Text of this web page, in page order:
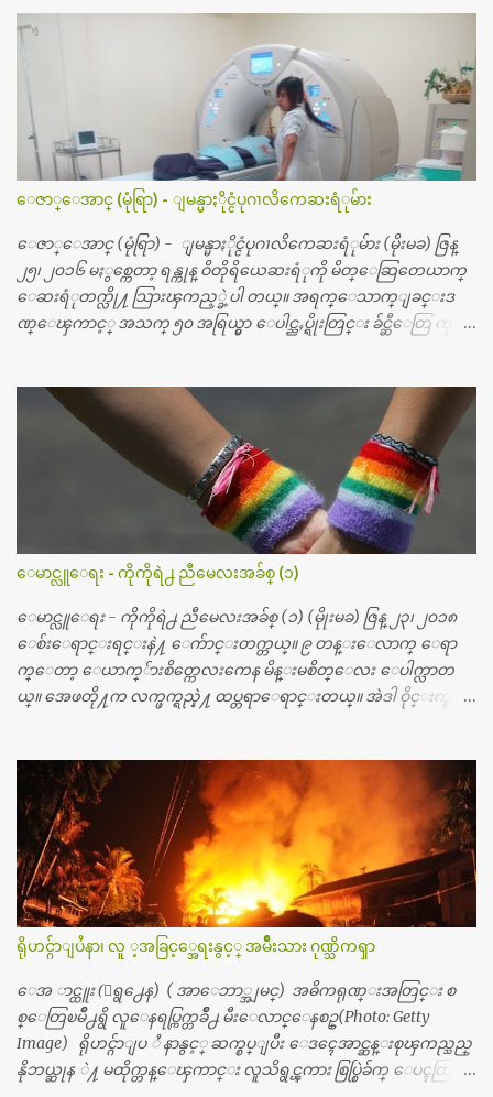
ေဇာ္ေအာင္ (မုံရြာ) - ျမန္မာႏိုင္ငံပုဂၢလိကေဆးရံုမ်ား
ေဇာ္ေအာင္ (မုံရြာ) - ျမန္မာႏိုင္ငံပုဂၢလိကေဆးရံုမ်ား (မိုးမခ) ဇြန္
၂၅၊ ၂၀၁၆ မႏွစ္ကေတာ့ ရန္ကုန္ ဝိတိုရိယေဆးရံုကို မိတ္ေဆြတေယာက္
ေဆးရံုတက္လို႔ သြားၾကည့္ခဲ့ပါ တယ္။ အရက္ေသာက္ျခင္းဒ
ဏ္ေၾကာင့္ အသက္ ၅၀ အရြယ္မွာ ေပါင္ညႇပ္ရိုးတြင္း ခ်င္ဆီေတြ ကုန္ခ
စၿပီး၊ အာရွေတာ္ဝင္ခြဲစိတ္ခန္းကို ငွားရမ္းခြဲစိတ္ အရိုးအစားထိုးကုပါတ
ယ္။ ေဆးစစ္၊ေဆးဝယ္၊ ခြဲစိတ္ကု၊ အရိုးအစားထိုးပစၥည္း စတဲ့စရိ
တ္ေတြနဲ႔ေဆးရံုမွာ ၂ ပတ္ေနထိုင္စရိတ္ သိန္း ၇၀ ေလာက္ ကုန္သြား
ပါတယ္။ သူငယ္ခ်င္းျဖစ္သူကို လာေတြ႔ရင္း ဟိုတယ္လို သန္႔ရွင္းသ
ပ္ရပ္တဲ့ ဝိတိုရိယေဆးရံုမွာ စီတီစကင္ နဲ႔ အမ္အာအိုင္1 စက္ခန္းကိုေ
တြ႔လို႔ေမးၾကည့္ေတာ့ တခါစမ္းရင္ က်ပ္တသိန္းေက်ာ္ က်သင့္
တယ္သိရပါတယ္။ တခါတေလ ကိုယ္လက္ေျခ၊ ဦးေႏွာက္ေတြ အေသး
စိတ္ၾကည့္လိုရင္ ဒီစက္ၾကီးေတြနဲ႔ စမ္းသပ္ရပါတယ္။ ခႏၱာကိုယ္အစိတ္ပို
င္း ကလီစာေတြကိုၾကည့္ရႈတဲ့ အာလထရာေဆာင္း2 စက္ေတြ
ကေတာ့ ေစ်းသိပ္မႀကီးလို႔ ျမန္မာျပည္ေဆးရံုတိုင္းရွိပါတယ္။
တစ္ခါစမ္းရင္ က်ပ္တစ္ေသာင္းေလာက္ က်သင့္ပါတယ္။ စာေရးသူ လြ
န္ခဲ့တဲ့ (၂)...
ေမာင္လူေရး - ကိုကိုရဲ႕ ညီမေလးအခ်စ္ (၁)
ေမာင္လူေရး - ကိုကိုရဲ႕ ညီမေလးအခ်စ္ (၁) (မိုုးမခ) ဇြန္ ၂၃၊ ၂၀၁၈
ေစ်းေရာင္းရင္းနဲ႔ ေက်ာင္းတက္တယ္။ ၉ တန္းေလာက္ ေရာ
က္ေတာ့ ေယာက္်ားစိတ္ကေလးကေန မိန္းမစိတ္ေလး ေပါက္လာတ
ယ္။ အေဖတို႔က လက္ဖက္ရည္နဲ႔ ထပ္တရာေရာင္းတယ္။ အဲဒါ ဝိုင္းကူ
တယ္။ ပန္းပန္တယ္။ မိန္းကေလး အဝတ္အစားေတြကိုလည္း ခုိးဝတ္တ
ယ္။ မိန္းမစိတ္ရွိေတာ့ ရွိေပမယ့္ ကိုယ့္ကိုယ္ကို မိန္းမစိတ္ေပါက္မွန္း
သိတာက ၉ တန္း၊ ၁၀ တန္းေလာက္ကမွ။ ညီအစ္ကို ေမာင္နွမ အားလံုး ၆
ေယာက္ရွိတယ္။ အစ္ကို ၃ ေယာက္၊ အစ္မ ႏွစ္ေယာက္။ အစ္ကိုေတြက
လည္း သူ႔ အေပါင္းအသင္းနဲ႔ သူဆိုေတာ့ အမေတြနဲ႔ဘဲ ေပါ
င္းတယ္။ ျပီးေတာ့ အေဖကလည္း ေယာက္်ားဆုိ ေယာ
က္်ားေလးလုိဘဲ ေနေစခ်င္တယ္။ အေဖ့ကို ေၾကာက္လည္း ေၾကာ
က္ရတယ္။ ေယာက္်ားဘဝဆုိတာ ျမင့္ျမတ္တယ္ေပါ့။ ေယာ
က္်ားေလး စိတ္လည္း ရွိေအာင္ ဘာသာေရးလည္း လုိက္စားေအာင္
တန္ခူးလဆုိ တစ္လလံုး ကိုရင္ ဝတ္ခုိင္းတယ္။ ေက်ာင္းမွာဆုိရင္ ေ
ယာက္်ားေလးေတြက ကိုယ့္ကို ဘာပဲျဖစ္ျဖစ္ မၾကားတၾကား စ
ရင္စတယ္။ အေျခာက္ ဘာညာေပါ့၊ အာ့့လုိေလးေတြ စတာေပါ့။
ရိုဟင္ဂ်ာျပႆနာ၊ လူ ့အခြင့္အေရးနွင့္ အမ်ိဳးသား ဂုဏ္သိကၡာ
ေအ ာင္ထူး (ေရွ႕ေန) ( အာေဘာ္အျမင္) အဓိကရုဏ္းအတြင္း စ
စ္ေတြၿမိဳ႕ရွိ လူေနရပ္ကြက္တခ်ိဳ႕ မီးေလာင္ေနစဥ္(Photo: Getty
Image) ရိုဟင္ဂ်ာျပ ႆ နာနွင့္ ဆက္စပ္ျပီး ေဒၚေအာင္ဆန္းစုၾကည္သည္
နိုဘယ္ဆုန ဲ႔ မထိုက္တန္ေၾကာင္း လူသိရွင္ၾကား စြပ္စြဲခ်က္ ေပၚထြက္လာ